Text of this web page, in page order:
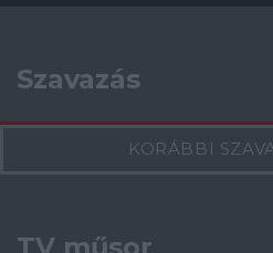
Szavazás
KORÁBBI